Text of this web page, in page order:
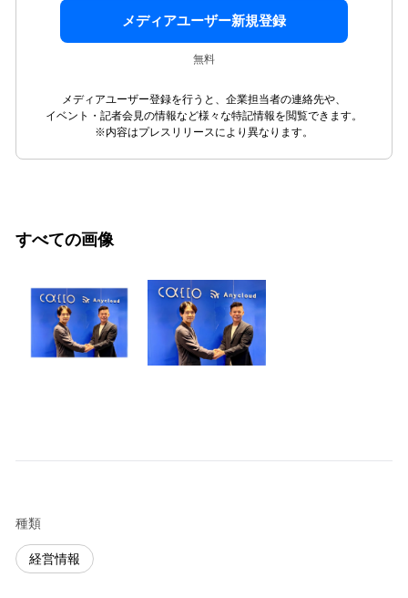
メディアユーザー新規登録
無料
メディアユーザー登録を行うと、企業担当者の連絡先や、
イベント・記者会見の情報など様々な特記情報を閲覧できます。
※内容はプレスリリースにより異なります。
すべての画像
種類
経営情報